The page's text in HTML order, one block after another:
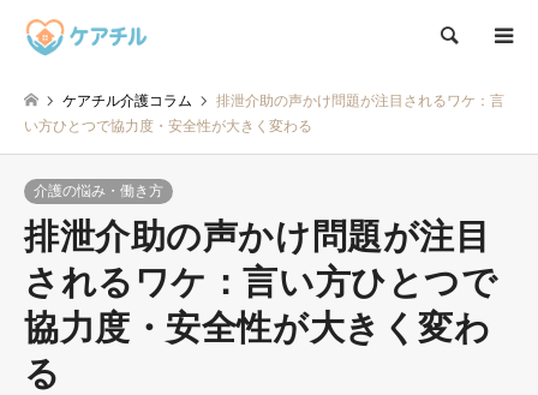
検索
ケアチル介護コラム
排泄介助の声かけ問題が注目されるワケ：言
い方ひとつで協力度・安全性が大きく変わる
介護の悩み・働き方
排泄介助の声かけ問題が注目
されるワケ：言い方ひとつで
協力度・安全性が大きく変わ
る